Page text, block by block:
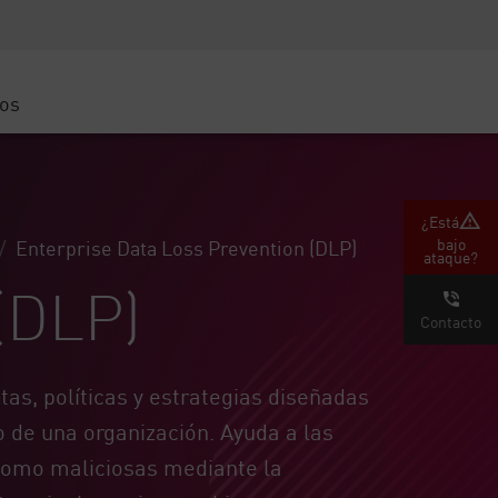
Enterprise Data Loss Prevention (DLP)
políticas y estrategias diseñadas
una organización. Ayuda a las
maliciosas mediante la
¿Está
bajo
ataque?
Contacto